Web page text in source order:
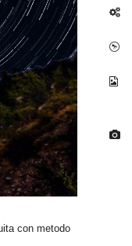
con metodo